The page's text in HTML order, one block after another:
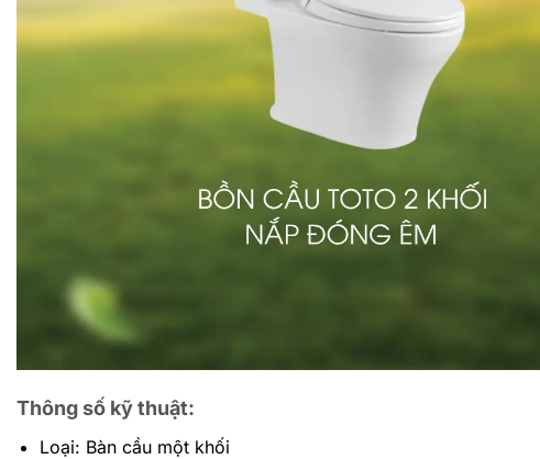
Thông số kỹ thuật:
Loại: Bàn cầu một khối